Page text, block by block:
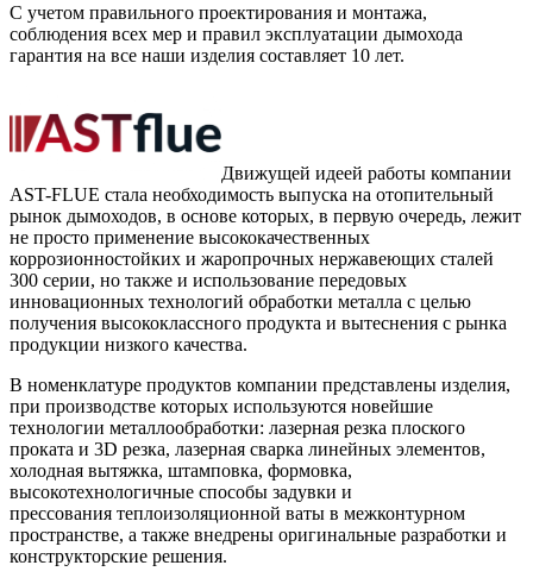
С учетом правильного проектирования и монтажа,
соблюдения всех мер и правил эксплуатации дымохода
гарантия на все наши изделия составляет 10 лет.
Движущей идеей работы компании
AST-FLUE стала необходимость выпуска на отопительный
рынок дымоходов, в основе которых, в первую очередь, лежит
не просто применение высококачественных
коррозионностойких и жаропрочных нержавеющих сталей
300 серии, но также и использование передовых
инновационных технологий обработки металла с целью
получения высококлассного продукта и вытеснения с рынка
продукции низкого качества.
В номенклатуре продуктов компании представлены изделия,
при производстве которых используются новейшие
технологии металлообработки: лазерная резка плоского
проката и 3D резка, лазерная сварка линейных элементов,
холодная вытяжка, штамповка, формовка,
высокотехнологичные способы задувки и
прессования теплоизоляционной ваты в межконтурном
пространстве, а также внедрены оригинальные разработки и
конструкторские решения.